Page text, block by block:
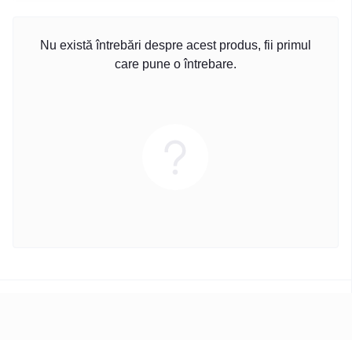
Nu există întrebări despre acest produs, fii primul
care pune o întrebare.